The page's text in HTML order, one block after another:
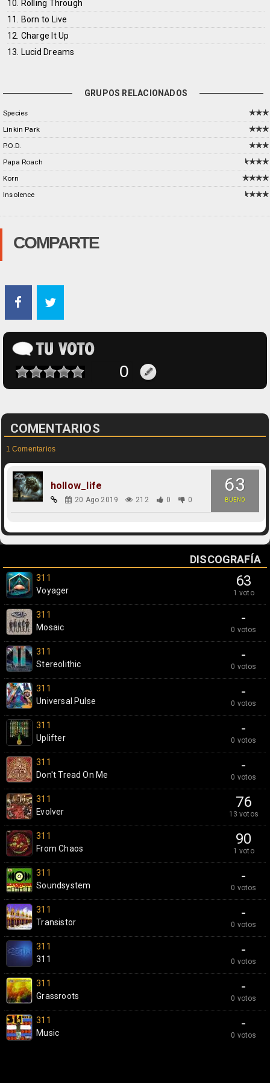
10. Rolling Through
11. Born to Live
12. Charge It Up
13. Lucid Dreams
GRUPOS RELACIONADOS
Species
Linkin Park
P.O.D.
Papa Roach
Korn
Insolence
COMPARTE
COMENTARIOS
1 Comentarios
63
BUENO
hollow_life
20 Ago 2019 212 0 0
DISCOGRAFÍA
63
1 voto
311
Voyager
-
0 votos
311
Mosaic
-
0 votos
311
Stereolithic
-
0 votos
311
Universal Pulse
-
0 votos
311
Uplifter
-
0 votos
311
Don't Tread On Me
76
13 votos
311
Evolver
90
1 voto
311
From Chaos
-
0 votos
311
Soundsystem
-
0 votos
311
Transistor
-
0 votos
311
311
-
0 votos
311
Grassroots
-
0 votos
311
Music